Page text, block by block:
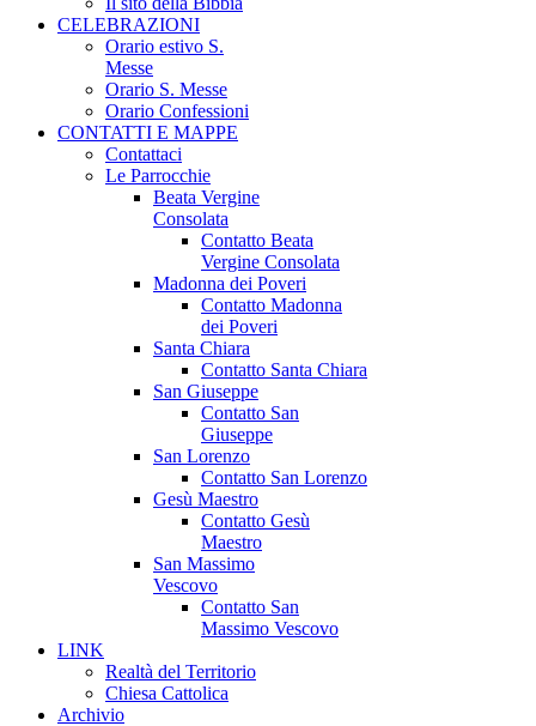
CELEBRAZIONI
Orario estivo S.
Messe
Orario S. Messe
Orario Confessioni
CONTATTI E MAPPE
Contattaci
Le Parrocchie
Beata Vergine
Consolata
Contatto Beata
Vergine Consolata
Madonna dei Poveri
Contatto Madonna
dei Poveri
Santa Chiara
Contatto Santa Chiara
San Giuseppe
Contatto San
Giuseppe
San Lorenzo
Contatto San Lorenzo
Gesù Maestro
Contatto Gesù
Maestro
San Massimo
Vescovo
Contatto San
Massimo Vescovo
LINK
Realtà del Territorio
Chiesa Cattolica
Archivio